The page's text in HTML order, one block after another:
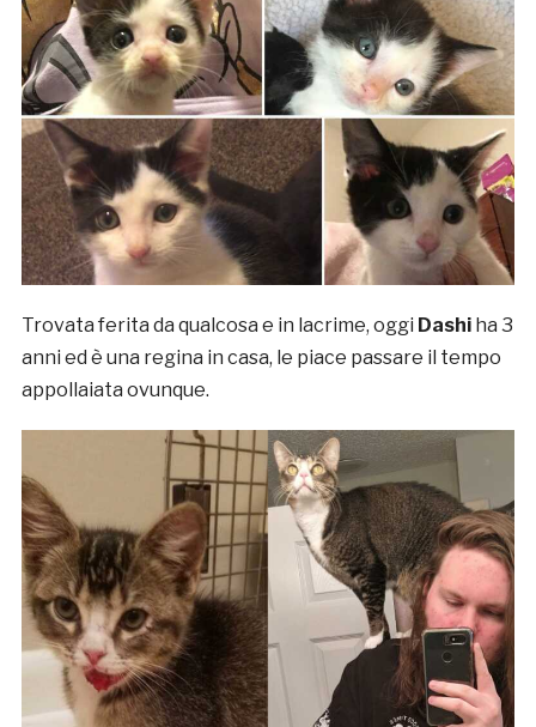
Trovata ferita da qualcosa e in lacrime, oggi Dashiha 3
anni ed è una regina in casa, le piace passare il tempo
appollaiata ovunque.